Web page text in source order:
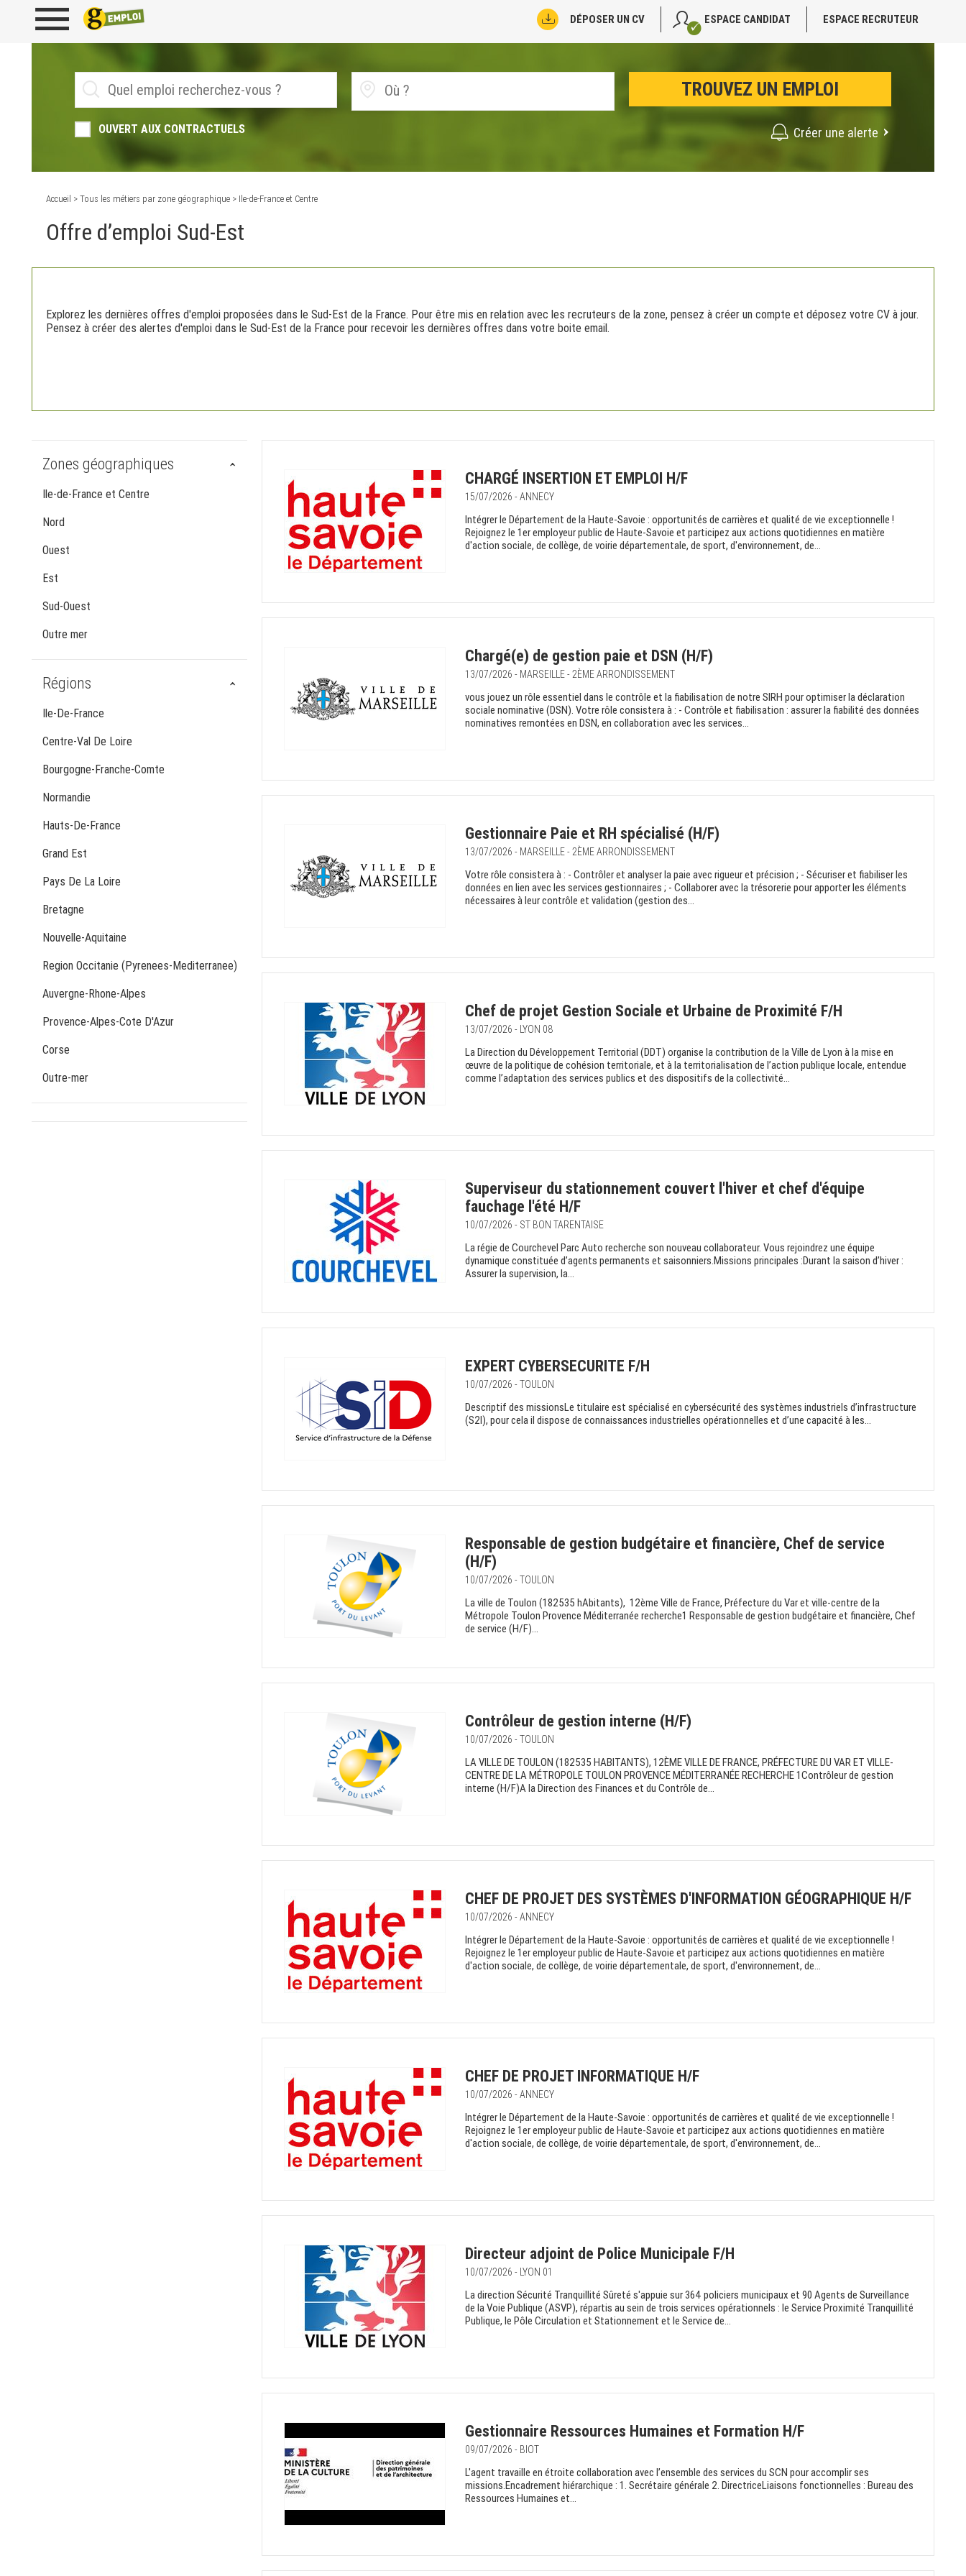
DÉPOSER UN CV ESPACE CANDIDAT ESPACE RECRUTEUR
OUVERT AUX CONTRACTUELS Créer une alerte
Accueil > Tous les métiers par zone géographique > Ile-de-France et Centre
Offre d’emploi Sud-Est
Explorez les dernières offres d'emploi proposées dans le Sud-Est de la France. Pour être mis en relation avec les recruteurs de la zone, pensez à créer un compte et déposez votre CV à jour.
Pensez à créer des alertes d'emploi dans le Sud-Est de la France pour recevoir les dernières offres dans votre boite email.
Zones géographiques
Ile-de-France et Centre
Nord
Ouest
Est
Sud-Ouest
Outre mer
Régions
Ile-De-France
Centre-Val De Loire
Bourgogne-Franche-Comte
Normandie
Hauts-De-France
Grand Est
Pays De La Loire
Bretagne
Nouvelle-Aquitaine
Region Occitanie (Pyrenees-Mediterranee)
Auvergne-Rhone-Alpes
Provence-Alpes-Cote D'Azur
Corse
Outre-mer
CHARGÉ INSERTION ET EMPLOI H/F
15/07/2026 - ANNECY
Intégrer le Département de la Haute-Savoie : opportunités de carrières et qualité de vie exceptionnelle !
Rejoignez le 1er employeur public de Haute-Savoie et participez aux actions quotidiennes en matière
d'action sociale, de collège, de voirie départementale, de sport, d'environnement, de...
Chargé(e) de gestion paie et DSN (H/F)
13/07/2026 - MARSEILLE - 2ÈME ARRONDISSEMENT
vous jouez un rôle essentiel dans le contrôle et la fiabilisation de notre SIRH pour optimiser la déclaration
sociale nominative (DSN). Votre rôle consistera à : - Contrôle et fiabilisation : assurer la fiabilité des données
nominatives remontées en DSN, en collaboration avec les services...
Gestionnaire Paie et RH spécialisé (H/F)
13/07/2026 - MARSEILLE - 2ÈME ARRONDISSEMENT
Votre rôle consistera à : - Contrôler et analyser la paie avec rigueur et précision ; - Sécuriser et fiabiliser les
données en lien avec les services gestionnaires ; - Collaborer avec la trésorerie pour apporter les éléments
nécessaires à leur contrôle et validation (gestion des...
Chef de projet Gestion Sociale et Urbaine de Proximité F/H
13/07/2026 - LYON 08
La Direction du Développement Territorial (DDT) organise la contribution de la Ville de Lyon à la mise en
œuvre de la politique de cohésion territoriale, et à la territorialisation de l’action publique locale, entendue
comme l’adaptation des services publics et des dispositifs de la collectivité...
Superviseur du stationnement couvert l'hiver et chef d'équipe
fauchage l'été H/F
10/07/2026 - ST BON TARENTAISE
La régie de Courchevel Parc Auto recherche son nouveau collaborateur. Vous rejoindrez une équipe
dynamique constituée d’agents permanents et saisonniers.Missions principales :Durant la saison d’hiver :
Assurer la supervision, la...
EXPERT CYBERSECURITE F/H
10/07/2026 - TOULON
Descriptif des missionsLe titulaire est spécialisé en cybersécurité des systèmes industriels d’infrastructure
(S2I), pour cela il dispose de connaissances industrielles opérationnelles et d’une capacité à les...
Responsable de gestion budgétaire et financière, Chef de service
(H/F)
10/07/2026 - TOULON
La ville de Toulon (182535 hAbitants), 12ème Ville de France, Préfecture du Var et ville-centre de la
Métropole Toulon Provence Méditerranée recherche1 Responsable de gestion budgétaire et financière, Chef
de service (H/F)...
Contrôleur de gestion interne (H/F)
10/07/2026 - TOULON
LA VILLE DE TOULON (182535 HABITANTS), 12ÈME VILLE DE FRANCE, PRÉFECTURE DU VAR ET VILLE-
CENTRE DE LA MÉTROPOLE TOULON PROVENCE MÉDITERRANÉE RECHERCHE 1Contrôleur de gestion
interne (H/F)A la Direction des Finances et du Contrôle de...
CHEF DE PROJET DES SYSTÈMES D'INFORMATION GÉOGRAPHIQUE H/F
10/07/2026 - ANNECY
Intégrer le Département de la Haute-Savoie : opportunités de carrières et qualité de vie exceptionnelle !
Rejoignez le 1er employeur public de Haute-Savoie et participez aux actions quotidiennes en matière
d'action sociale, de collège, de voirie départementale, de sport, d'environnement, de...
CHEF DE PROJET INFORMATIQUE H/F
10/07/2026 - ANNECY
Intégrer le Département de la Haute-Savoie : opportunités de carrières et qualité de vie exceptionnelle !
Rejoignez le 1er employeur public de Haute-Savoie et participez aux actions quotidiennes en matière
d'action sociale, de collège, de voirie départementale, de sport, d'environnement, de...
Directeur adjoint de Police Municipale F/H
10/07/2026 - LYON 01
La direction Sécurité Tranquillité Sûreté s'appuie sur 364 policiers municipaux et 90 Agents de Surveillance
de la Voie Publique (ASVP), répartis au sein de trois services opérationnels : le Service Proximité Tranquillité
Publique, le Pôle Circulation et Stationnement et le Service de...
Gestionnaire Ressources Humaines et Formation H/F
09/07/2026 - BIOT
L'agent travaille en étroite collaboration avec l’ensemble des services du SCN pour accomplir ses
missions.Encadrement hiérarchique : 1. Secrétaire générale 2. DirectriceLiaisons fonctionnelles : Bureau des
Ressources Humaines et...